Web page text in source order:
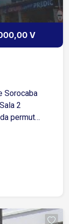
V
Sorocaba